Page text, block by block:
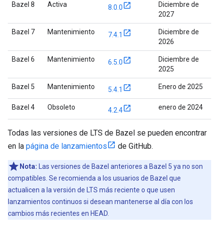
Bazel 8 Activa 8.0.0
Diciembre de
2027
Bazel 7 Mantenimiento 7.4.1
Diciembre de
2026
Bazel 6 Mantenimiento 6.5.0
Diciembre de
2025
Bazel 5 Mantenimiento 5.4.1 Enero de 2025
Bazel 4 Obsoleto 4.2.4 enero de 2024
Todas las versiones de LTS de Bazel se pueden encontrar
en la página de lanzamientos de GitHub.
Nota: Las versiones de Bazel anteriores a Bazel 5 ya no son
compatibles. Se recomienda a los usuarios de Bazel que
actualicen a la versión de LTS más reciente o que usen
lanzamientos continuos si desean mantenerse al día con los
cambios más recientes en HEAD.